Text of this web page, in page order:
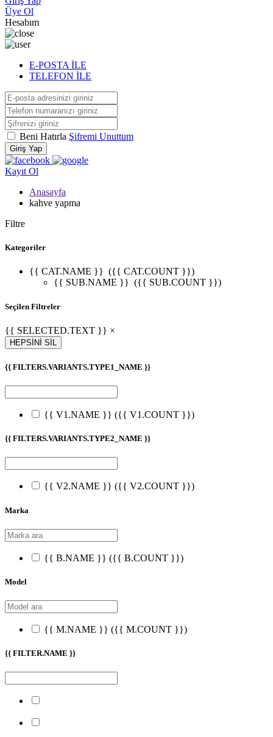
Üye Ol
Hesabım
E-POSTA İLE
TELEFON İLE
Beni Hatırla Şifremi Unuttum
Giriş Yap
Kayıt Ol
Anasayfa
kahve yapma
Filtre
Kategoriler
{{ CAT.NAME }} ({{ CAT.COUNT }})
{{ SUB.NAME }} ({{ SUB.COUNT }})
Seçilen Filtreler
{{ SELECTED.TEXT }} ×
HEPSİNİ SİL
{{ FILTERS.VARIANTS.TYPE1_NAME }}
{{ V1.NAME }} ({{ V1.COUNT }})
{{ FILTERS.VARIANTS.TYPE2_NAME }}
{{ V2.NAME }} ({{ V2.COUNT }})
Marka
{{ B.NAME }} ({{ B.COUNT }})
Model
{{ M.NAME }} ({{ M.COUNT }})
{{ FILTER.NAME }}